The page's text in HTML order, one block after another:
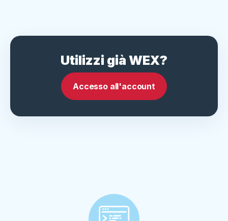
Utilizzi già WEX?
Accesso all'account